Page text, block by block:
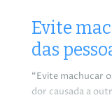
Evite
das
“Evite machucar
dor causada a